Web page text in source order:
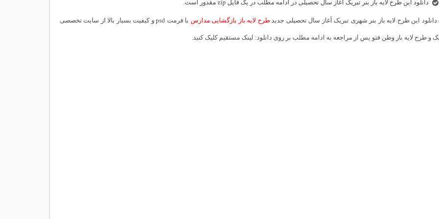
دانلود این طرح لایه باز بنر تبریک آغاز سال تحصیلی در ادامه مطلب در یک فایل zip مقدور است.
این طرح لایه باز بنر شهری تبریک آغاز سال تحصیلی جدیدطرح لایه باز بازگشایی مدارس با فرمت psd و کیفیت بسیار بالا از سایت تخصصی
و طرح لایه باز وطن فتو پس از مراجعه به ادامه مطلب بر روی دانلود: لینک مستقیم کلیک کنید.